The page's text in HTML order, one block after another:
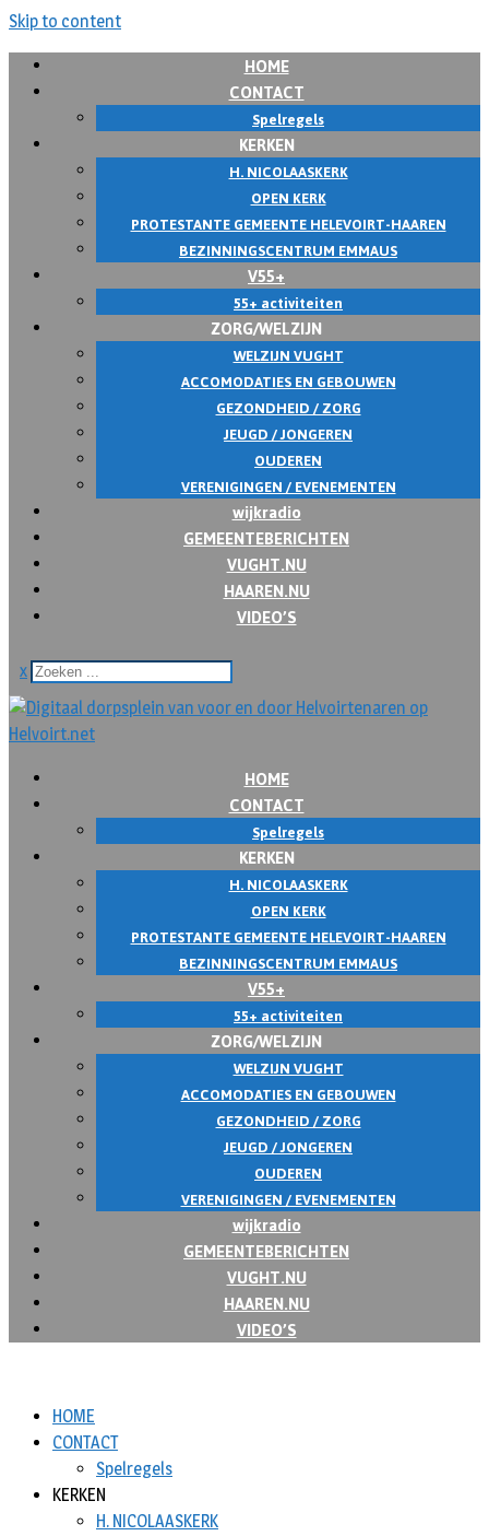
Skip to content
HOME
CONTACT
Spelregels
KERKEN
H. NICOLAASKERK
OPEN KERK
PROTESTANTE GEMEENTE HELEVOIRT-HAAREN
BEZINNINGSCENTRUM EMMAUS
V55+
55+ activiteiten
ZORG/WELZIJN
WELZIJN VUGHT
ACCOMODATIES EN GEBOUWEN
GEZONDHEID / ZORG
JEUGD / JONGEREN
OUDEREN
VERENIGINGEN / EVENEMENTEN
wijkradio
GEMEENTEBERICHTEN
VUGHT.NU
HAAREN.NU
VIDEO’S
x
HOME
CONTACT
Spelregels
KERKEN
H. NICOLAASKERK
OPEN KERK
PROTESTANTE GEMEENTE HELEVOIRT-HAAREN
BEZINNINGSCENTRUM EMMAUS
V55+
55+ activiteiten
ZORG/WELZIJN
WELZIJN VUGHT
ACCOMODATIES EN GEBOUWEN
GEZONDHEID / ZORG
JEUGD / JONGEREN
OUDEREN
VERENIGINGEN / EVENEMENTEN
wijkradio
GEMEENTEBERICHTEN
VUGHT.NU
HAAREN.NU
VIDEO’S
HOME
CONTACT
Spelregels
KERKEN
H. NICOLAASKERK